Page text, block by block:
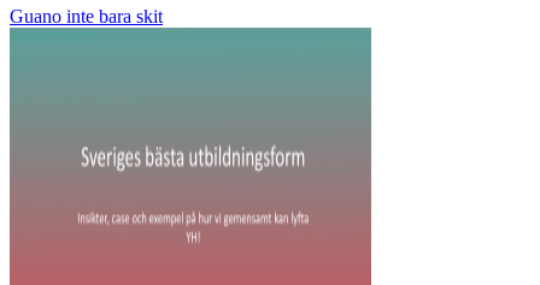
Guano inte bara skit